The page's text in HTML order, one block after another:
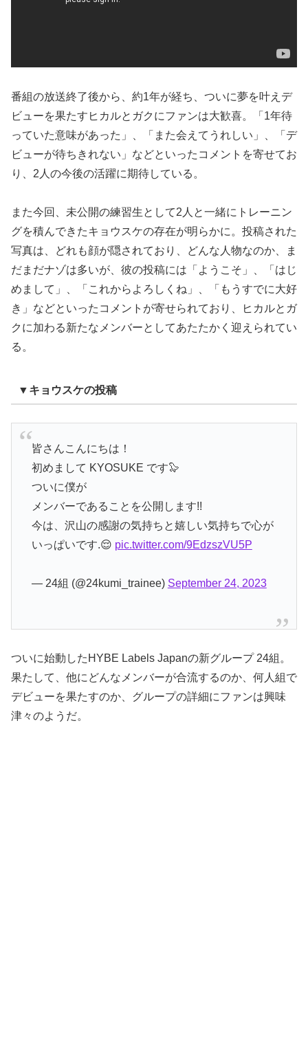
番組の放送終了後から、約1年が経ち、ついに夢を叶えデ
ビューを果たすヒカルとガクにファンは大歓喜。「1年待
っていた意味があった」、「また会えてうれしい」、「デ
ビューが待ちきれない」などといったコメントを寄せてお
り、2人の今後の活躍に期待している。
また今回、未公開の練習生として2人と一緒にトレーニン
グを積んできたキョウスケの存在が明らかに。投稿された
写真は、どれも顔が隠されており、どんな人物なのか、ま
だまだナゾは多いが、彼の投稿には「ようこそ」、「はじ
めまして」、「これからよろしくね」、「もうすでに大好
き」などといったコメントが寄せられており、ヒカルとガ
クに加わる新たなメンバーとしてあたたかく迎えられてい
る。
▼キョウスケの投稿
皆さんこんにちは！
初めまして KYOSUKE です🦭
ついに僕が
メンバーであることを公開します!!
今は、沢山の感謝の気持ちと嬉しい気持ちで心が
いっぱいです.😌 pic.twitter.com/9EdzszVU5P
— 24組 (@24kumi_trainee) September 24, 2023
ついに始動したHYBE Labels Japanの新グループ 24組。
果たして、他にどんなメンバーが合流するのか、何人組で
デビューを果たすのか、グループの詳細にファンは興味
津々のようだ。